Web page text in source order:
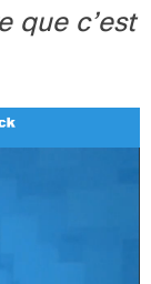
que c’est